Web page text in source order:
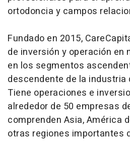
ortodoncia y campos
Fundado en 2015,
de inversión y operación en
en los segmentos
descendente de la industria
Tiene operaciones e
alrededor de 50 empresas
comprenden Asia, América
otras regiones importantes